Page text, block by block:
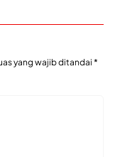
yang wajib ditandai *